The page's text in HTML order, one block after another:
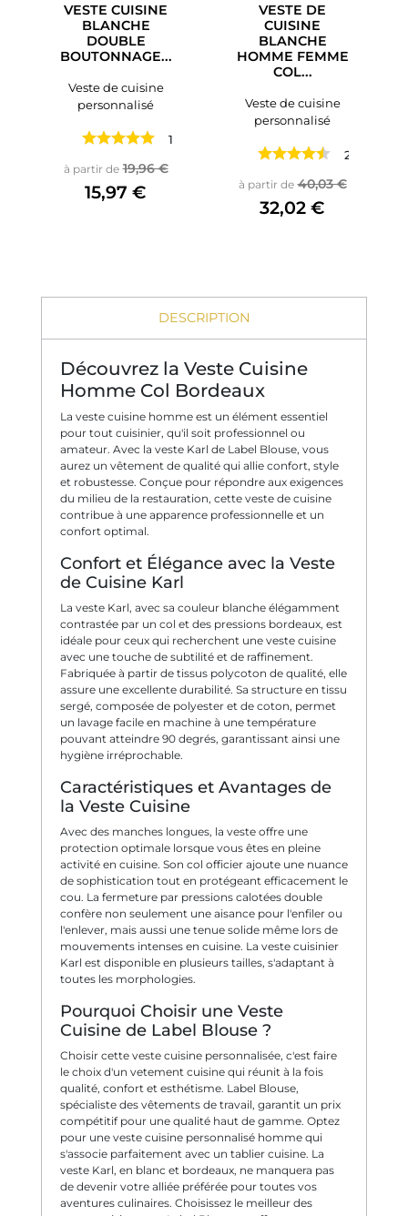
VESTE CUISINE
BLANCHE
DOUBLE
BOUTONNAGE...
Veste de cuisine
personnalisé
1 avis
à partir de Prix de base
19,96 €Prix
15,97 €
VESTE DE
CUISINE
BLANCHE
HOMME FEMME
COL...
Veste de cuisine
personnalisé
2 avis
à partir de Prix de base
40,03 €Prix
32,02 €
DESCRIPTION
Découvrez la Veste Cuisine
Homme Col Bordeaux
La veste cuisine homme est un élément essentiel
pour tout cuisinier, qu'il soit professionnel ou
amateur. Avec la veste Karl de Label Blouse, vous
aurez un vêtement de qualité qui allie confort, style
et robustesse. Conçue pour répondre aux exigences
du milieu de la restauration, cette veste de cuisine
contribue à une apparence professionnelle et un
confort optimal.
Confort et Élégance avec la Veste
de Cuisine Karl
La veste Karl, avec sa couleur blanche élégamment
contrastée par un col et des pressions bordeaux, est
idéale pour ceux qui recherchent une veste cuisine
avec une touche de subtilité et de raffinement.
Fabriquée à partir de tissus polycoton de qualité, elle
assure une excellente durabilité. Sa structure en tissu
sergé, composée de polyester et de coton, permet
un lavage facile en machine à une température
pouvant atteindre 90 degrés, garantissant ainsi une
hygiène irréprochable.
Caractéristiques et Avantages de
la Veste Cuisine
Avec des manches longues, la veste offre une
protection optimale lorsque vous êtes en pleine
activité en cuisine. Son col officier ajoute une nuance
de sophistication tout en protégeant efficacement le
cou. La fermeture par pressions calotées double
confère non seulement une aisance pour l'enfiler ou
l'enlever, mais aussi une tenue solide même lors de
mouvements intenses en cuisine. La veste cuisinier
Karl est disponible en plusieurs tailles, s'adaptant à
toutes les morphologies.
Pourquoi Choisir une Veste
Cuisine de Label Blouse ?
Choisir cette veste cuisine personnalisée, c'est faire
le choix d'un vetement cuisine qui réunit à la fois
qualité, confort et esthétisme. Label Blouse,
spécialiste des vêtements de travail, garantit un prix
compétitif pour une qualité haut de gamme. Optez
pour une veste cuisine personnalisé homme qui
s'associe parfaitement avec un tablier cuisine. La
veste Karl, en blanc et bordeaux, ne manquera pas
de devenir votre alliée préférée pour toutes vos
aventures culinaires. Choisissez le meilleur des